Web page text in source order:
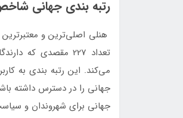
رتبه بندی جهانی
تعداد 227 مقصدی
می‌کند. این رتبه بندی به
جهانی را در دسترس داشته
جهانی برای شهروندان و